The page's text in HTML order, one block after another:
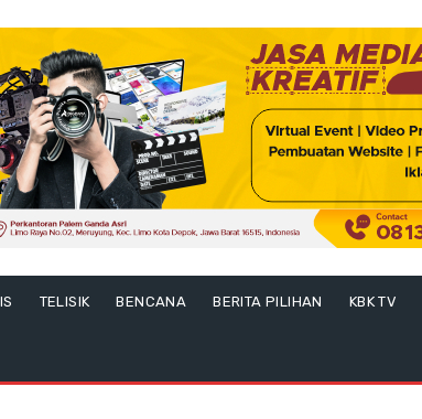
TELISIK BENCANA BERITA PILIHAN KBK TV